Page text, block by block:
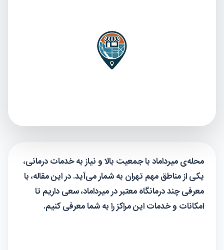
محله‌ی میرداماد با جمعیت بالا و نیاز به خدمات درمانی،
یکی از مناطق مهم تهران به شمار می‌آید. در این مقاله، با
معرفی چند درمانگاه معتبر در میرداماد، سعی داریم تا
امکانات و خدمات این مراکز را به شما معرفی کنیم.